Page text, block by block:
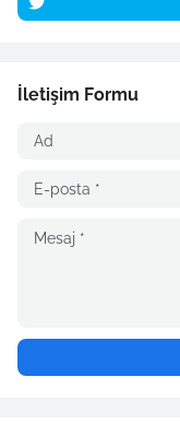
İletişim Formu